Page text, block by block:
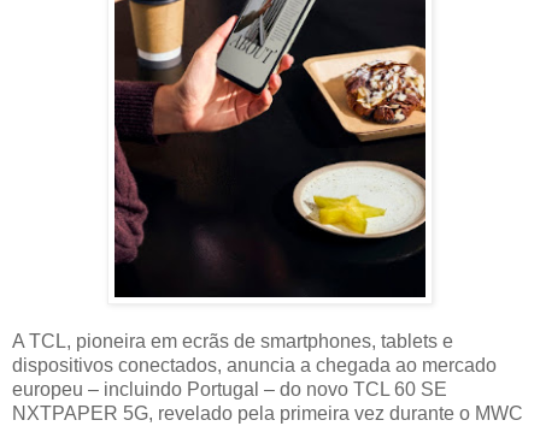
A TCL, pioneira em ecrãs de smartphones, tablets e
dispositivos conectados, anuncia a chegada ao mercado
europeu – incluindo Portugal – do novo TCL 60 SE
NXTPAPER 5G, revelado pela primeira vez durante o MWC